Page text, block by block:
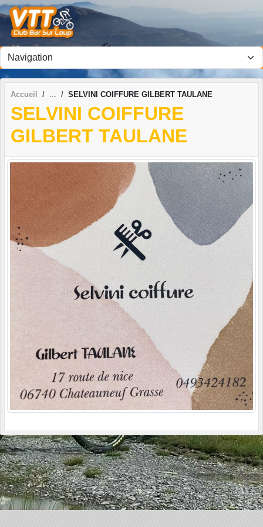
Accueil SELVINI COIFFURE GILBERT TAULANE
SELVINI COIFFURE
GILBERT TAULANE
Panneau de gestion des cookies